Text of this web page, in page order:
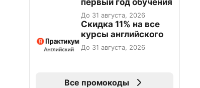
первый год обучения
До 31 августа, 2026
Скидка 11% на все
курсы английского
До 31 августа, 2026
Все промокоды